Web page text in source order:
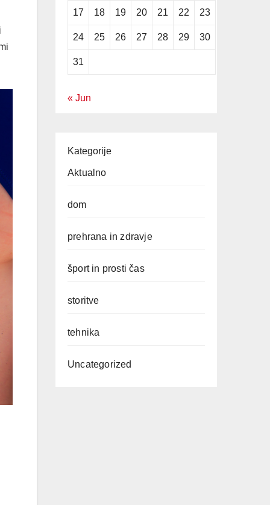
17 18 19 20 21 22 23
24 25 26 27 28 29 30
31
« Jun
Kategorije
Aktualno
dom
prehrana in zdravje
šport in prosti čas
storitve
tehnika
Uncategorized